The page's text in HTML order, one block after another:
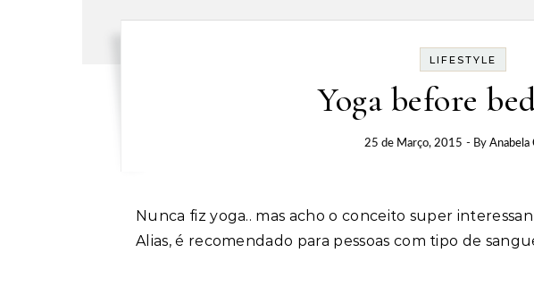
LIFESTYLE
Yoga before
25 de Março, 2015 - By Anabela
Nunca fiz yoga.. mas acho o conceito super
Alias, é recomendado para pessoas com tipo de